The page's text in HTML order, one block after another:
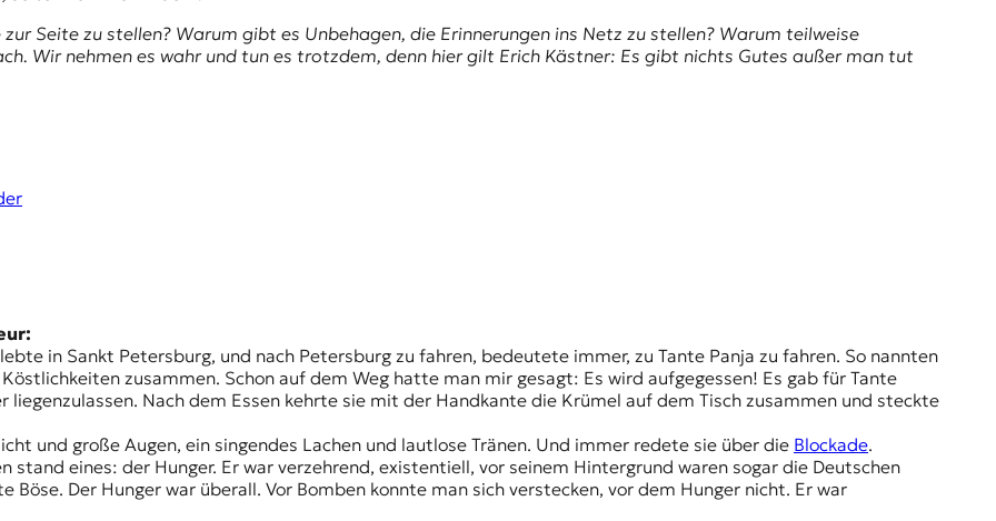
Seite zu stellen? Warum gibt es Unbehagen, die Erinnerungen ins Netz zu stellen? Warum teilweise
Wir nehmen es wahr und tun es trotzdem, denn hier gilt Erich Kästner: Es gibt nichts Gutes außer man tut
in Sankt Petersburg, und nach Petersburg zu fahren, bedeutete immer, zu Tante Panja zu fahren. So nannten
zusammen. Schon auf dem Weg hatte man mir gesagt: Es wird aufgegessen! Es gab für Tante
liegenzulassen. Nach dem Essen kehrte sie mit der Handkante die Krümel auf dem Tisch zusammen und steckte
und große Augen, ein singendes Lachen und lautlose Tränen. Und immer redete sie über die Blockade.
stand eines: der Hunger. Er war verzehrend, existentiell, vor seinem Hintergrund waren sogar die Deutschen
Der Hunger war überall. Vor Bomben konnte man sich verstecken, vor dem Hunger nicht. Er war